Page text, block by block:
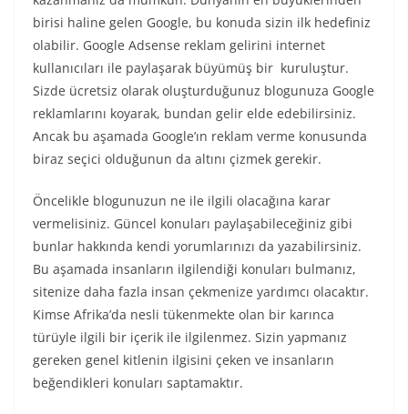
birisi haline gelen Google, bu konuda sizin ilk hedefiniz
olabilir. Google Adsense reklam gelirini internet
kullanıcıları ile paylaşarak büyümüş bir kuruluştur.
Sizde ücretsiz olarak oluşturduğunuz blogunuza Google
reklamlarını koyarak, bundan gelir elde edebilirsiniz.
Ancak bu aşamada Google’ın reklam verme konusunda
biraz seçici olduğunun da altını çizmek gerekir.
Öncelikle blogunuzun ne ile ilgili olacağına karar
vermelisiniz. Güncel konuları paylaşabileceğiniz gibi
bunlar hakkında kendi yorumlarınızı da yazabilirsiniz.
Bu aşamada insanların ilgilendiği konuları bulmanız,
sitenize daha fazla insan çekmenize yardımcı olacaktır.
Kimse Afrika’da nesli tükenmekte olan bir karınca
türüyle ilgili bir içerik ile ilgilenmez. Sizin yapmanız
gereken genel kitlenin ilgisini çeken ve insanların
beğendikleri konuları saptamaktır.